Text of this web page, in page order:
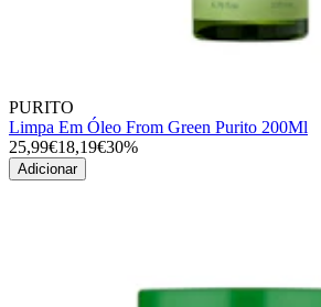
PURITO
Limpa Em Óleo From Green Purito 200Ml
25,99€18,19€30%
Adicionar